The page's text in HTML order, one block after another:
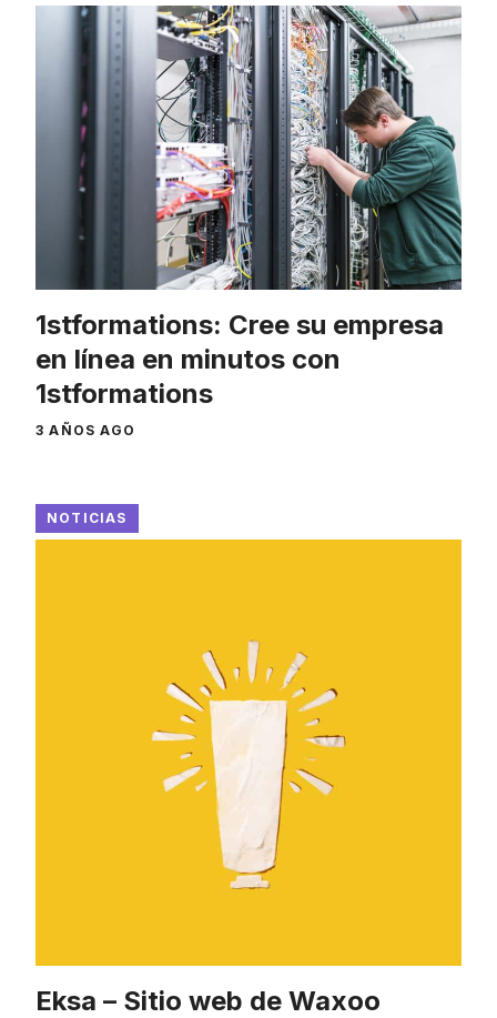
1stformations: Cree su empresa
en línea en minutos con
1stformations
3 AÑOS AGO
NOTICIAS
Eksa – Sitio web de Waxoo